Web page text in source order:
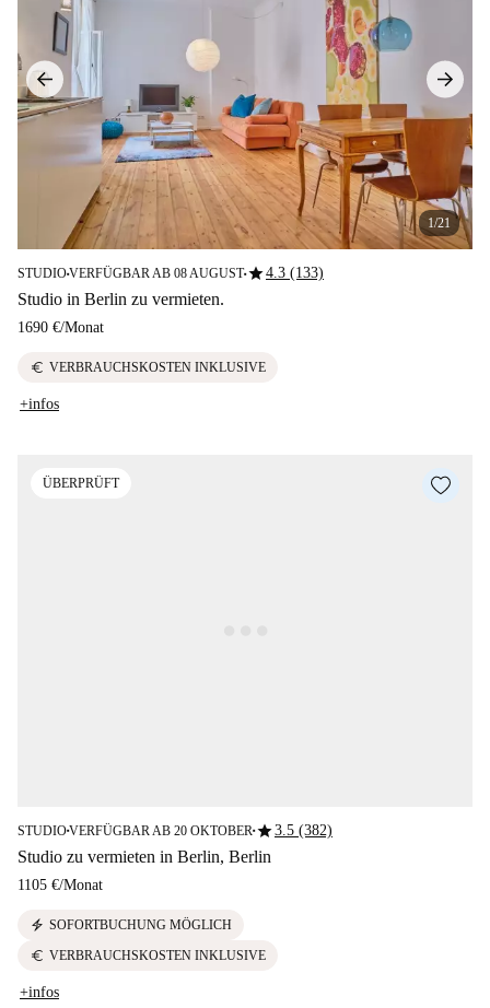
1/21
STUDIO■VERFÜGBAR AB 08 AUGUST■star4.3 (133)
Studio in Berlin zu vermieten.
1690 €/Monat
euro VERBRAUCHSKOSTEN INKLUSIVE
+infos
ÜBERPRÜFT
STUDIO■VERFÜGBAR AB 20 OKTOBER ■star3.5 (382)
Studio zu vermieten in Berlin, Berlin
1105 €/Monat
electric_bolt SOFORTBUCHUNG MÖGLICH
euro VERBRAUCHSKOSTEN INKLUSIVE
+infos